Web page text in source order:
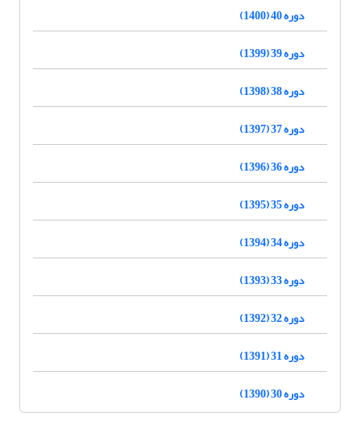
دوره 40 (1400)
دوره 39 (1399)
دوره 38 (1398)
دوره 37 (1397)
دوره 36 (1396)
دوره 35 (1395)
دوره 34 (1394)
دوره 33 (1393)
دوره 32 (1392)
دوره 31 (1391)
دوره 30 (1390)